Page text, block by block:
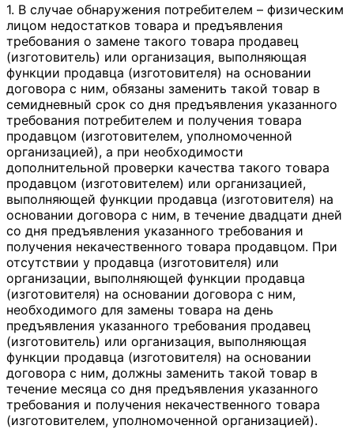
1. В случае обнаружения потребителем – физическим
лицом недостатков товара и предъявления
требования о замене такого товара продавец
(изготовитель) или организация, выполняющая
функции продавца (изготовителя) на основании
договора с ним, обязаны заменить такой товар в
семидневный срок со дня предъявления указанного
требования потребителем и получения товара
продавцом (изготовителем, уполномоченной
организацией), а при необходимости
дополнительной проверки качества такого товара
продавцом (изготовителем) или организацией,
выполняющей функции продавца (изготовителя) на
основании договора с ним, в течение двадцати дней
со дня предъявления указанного требования и
получения некачественного товара продавцом. При
отсутствии у продавца (изготовителя) или
организации, выполняющей функции продавца
(изготовителя) на основании договора с ним,
необходимого для замены товара на день
предъявления указанного требования продавец
(изготовитель) или организация, выполняющая
функции продавца (изготовителя) на основании
договора с ним, должны заменить такой товар в
течение месяца со дня предъявления указанного
требования и получения некачественного товара
(изготовителем, уполномоченной организацией).